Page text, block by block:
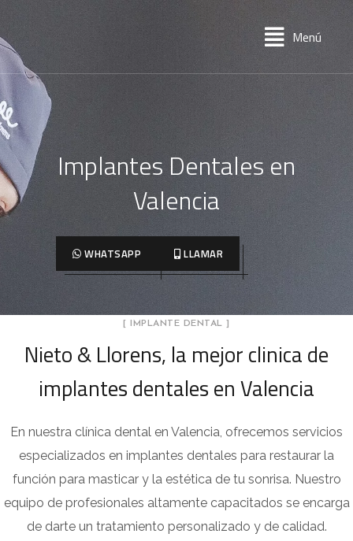
Menú
Implantes Dentales en
Valencia
WHATSAPP LLAMAR
[ IMPLANTE DENTAL ]
Nieto & Llorens, la mejor clinica de
implantes dentales en Valencia
En nuestra clínica dental en Valencia, ofrecemos servicios
especializados en implantes dentales para restaurar la
función para masticar y la estética de tu sonrisa. Nuestro
equipo de profesionales altamente capacitados se encarga
de darte un tratamiento personalizado y de calidad.